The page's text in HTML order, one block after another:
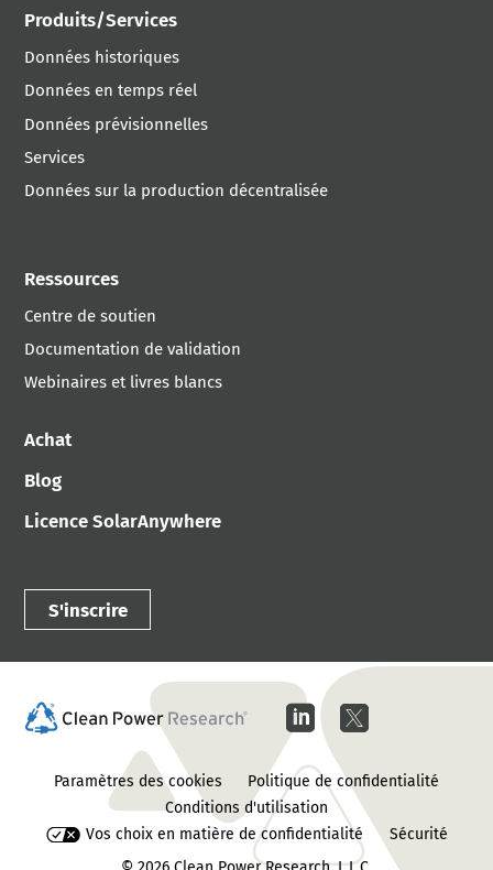
Produits/Services
Données historiques
Données en temps réel
Données prévisionnelles
Services
Données sur la production décentralisée
Ressources
Centre de soutien
Documentation de validation
Webinaires et livres blancs
Achat
Blog
Licence SolarAnywhere
S'inscrire
Paramètres des cookies
Politique de confidentialité
Conditions d'utilisation
Vos choix en matière de confidentialité
Sécurité